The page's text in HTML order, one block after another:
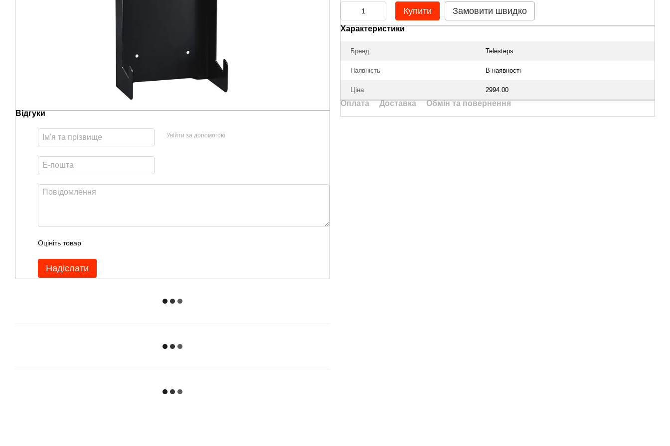
Відгуки
Увійти за допомогою
Оцініть товар
Надіслати
Купити Замовити швидко
Характеристики
Бренд Telesteps
Наявність В наявності
Ціна 2994.00
Оплата Доставка Обмін та повернення